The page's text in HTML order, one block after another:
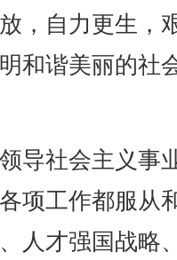
，自力更生，
和谐美丽的社
社会主义事
项工作都服从
人才强国战略